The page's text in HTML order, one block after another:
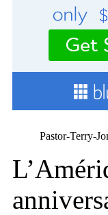
Pastor-Terry-